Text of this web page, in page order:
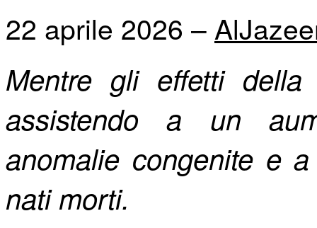
22 aprile 2026 –AlJ
Mentre gli effetti
assistendo a un
anomalie congenite e
nati morti.